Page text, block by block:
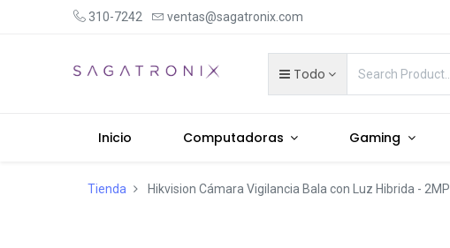
310-7242 ventas@sagatronix.com
Todo
Inicio Computadoras Gaming
Tienda Hikvision Cámara Vigilancia Bala con Luz Hibrida - 2MP